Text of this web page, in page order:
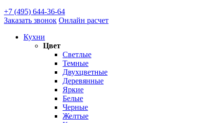
+7 (495) 644-36-64
Заказать звонок Онлайн расчет
Кухни
Цвет
Светлые
Темные
Двухцветные
Деревянные
Яркие
Белые
Черные
Желтые